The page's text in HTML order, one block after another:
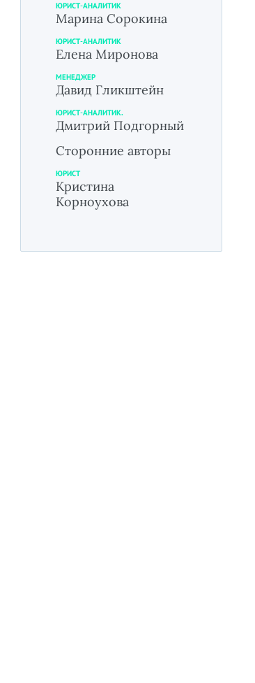
ЮРИСТ-АНАЛИТИК
Марина Сорокина
ЮРИСТ-АНАЛИТИК
Елена Миронова
МЕНЕДЖЕР
Давид Гликштейн
ЮРИСТ-АНАЛИТИК.
Дмитрий Подгорный
Сторонние авторы
ЮРИСТ
Кристина
Корноухова